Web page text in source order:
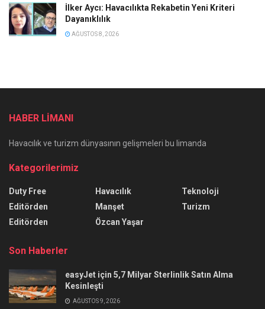
İlker Aycı: Havacılıkta Rekabetin Yeni Kriteri
Dayanıklılık
AĞUSTOS 8, 2026
HABER LİMANI
Havacılık ve turizm dünyasının gelişmeleri bu limanda
Kategorilerimiz
Duty Free
Editörden
Editörden
Havacılık
Manşet
Özcan Yaşar
Teknoloji
Turizm
Son Haberler
easyJet için 5,7 Milyar Sterlinlik Satın Alma
Kesinleşti
AĞUSTOS 9, 2026